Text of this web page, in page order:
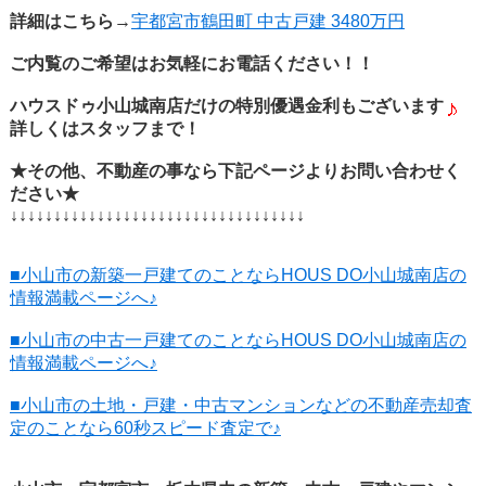
詳細はこちら→宇都宮市鶴田町 中古戸建 3480万円
ご内覧のご希望はお気軽にお電話ください！！
ハウスドゥ小山城南店だけの特別優遇金利もございます
詳しくはスタッフまで！
★その他、不動産の事なら下記ページよりお問い合わせく
ださい★
↓↓↓↓↓↓↓↓↓↓↓↓↓↓↓↓↓↓↓↓↓↓↓↓↓↓↓↓↓↓↓↓↓↓
■小山市の新築一戸建てのことならHOUS DO小山城南店の
情報満載ページへ♪
■小山市の中古一戸建てのことならHOUS DO小山城南店の
情報満載ページへ♪
■小山市の土地・戸建・中古マンションなどの不動産売却査
定のことなら60秒スピード査定で♪